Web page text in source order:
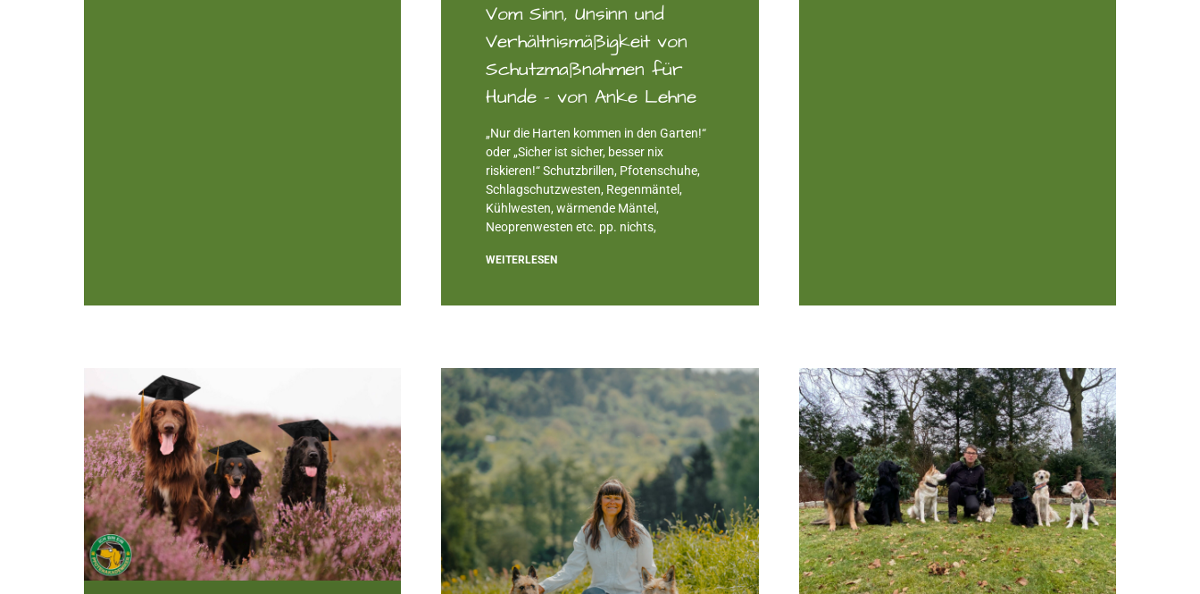
Vom Sinn, Unsinn und
Verhältnismäßigkeit von
Schutzmaßnahmen für
Hunde – von Anke Lehne
„Nur die Harten kommen in den Garten!“
oder „Sicher ist sicher, besser nix
riskieren!“ Schutzbrillen, Pfotenschuhe,
Schlagschutzwesten, Regenmäntel,
Kühlwesten, wärmende Mäntel,
Neoprenwesten etc. pp. nichts,
WEITERLESEN